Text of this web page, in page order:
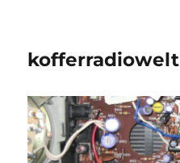
kofferradiowelt